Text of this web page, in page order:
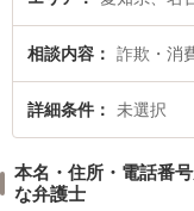
名・住所・電話番号がわか
を検索したい』『初回相談
相談できる名古屋市守山区
相談内容
詳細条件 未選択
本名・住所・電話番
な弁護士